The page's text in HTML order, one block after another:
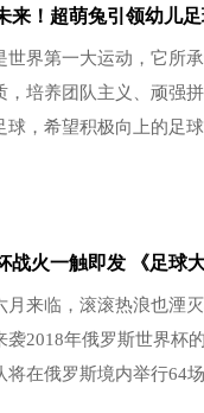
来！超萌兔引领幼儿
世界第一大运动，它所
，培养团队主义、顽强
球，希望积极向上的足
战火一触即发 《足球
月来临，滚滚热浪也湮
袭2018年俄罗斯世界杯
将在俄罗斯境内举行64